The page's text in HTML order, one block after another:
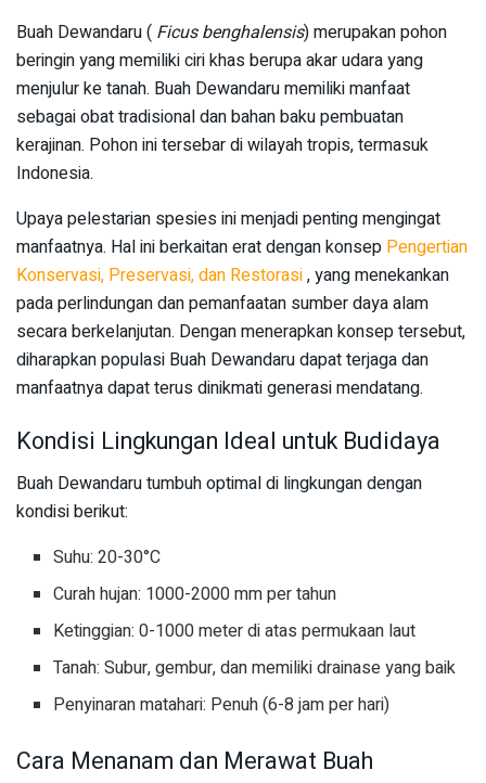
Buah Dewandaru ( Ficus benghalensis) merupakan pohon
beringin yang memiliki ciri khas berupa akar udara yang
menjulur ke tanah. Buah Dewandaru memiliki manfaat
sebagai obat tradisional dan bahan baku pembuatan
kerajinan. Pohon ini tersebar di wilayah tropis, termasuk
Indonesia.
Upaya pelestarian spesies ini menjadi penting mengingat
manfaatnya. Hal ini berkaitan erat dengan konsep Pengertian
Konservasi, Preservasi, dan Restorasi, yang menekankan
pada perlindungan dan pemanfaatan sumber daya alam
secara berkelanjutan. Dengan menerapkan konsep tersebut,
diharapkan populasi Buah Dewandaru dapat terjaga dan
manfaatnya dapat terus dinikmati generasi mendatang.
Kondisi Lingkungan Ideal untuk Budidaya
Buah Dewandaru tumbuh optimal di lingkungan dengan
kondisi berikut:
Suhu: 20-30°C
Curah hujan: 1000-2000 mm per tahun
Ketinggian: 0-1000 meter di atas permukaan laut
Tanah: Subur, gembur, dan memiliki drainase yang baik
Penyinaran matahari: Penuh (6-8 jam per hari)
Cara Menanam dan Merawat Buah